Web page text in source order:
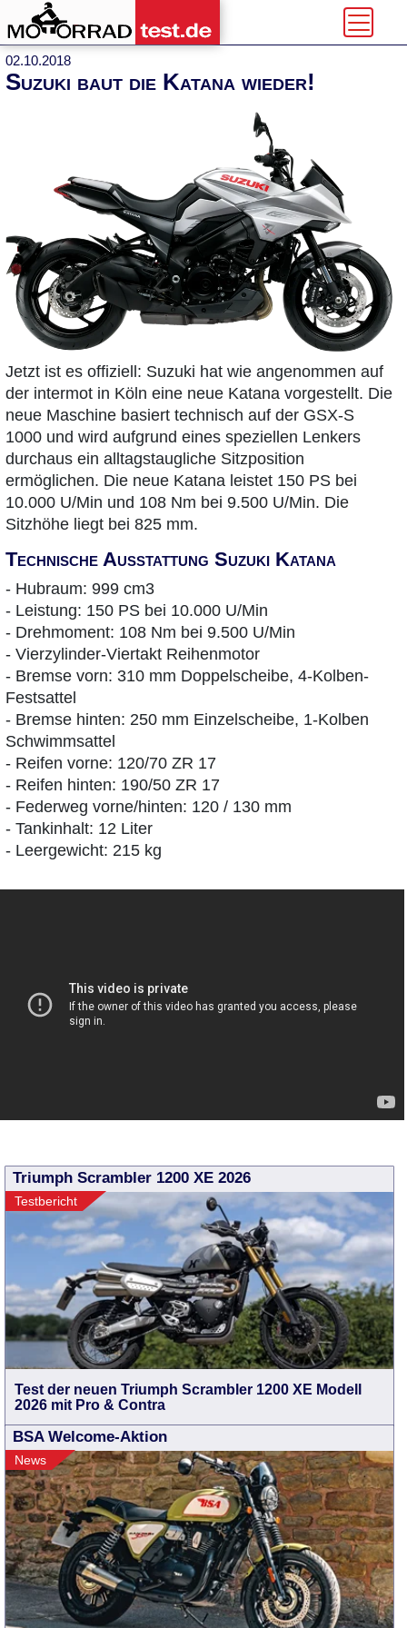
02.10.2018
Suzuki baut die Katana wieder!
Jetzt ist es offiziell: Suzuki hat wie angenommen auf
der intermot in Köln eine neue Katana vorgestellt. Die
neue Maschine basiert technisch auf der GSX-S
1000 und wird aufgrund eines speziellen Lenkers
durchaus ein alltagstaugliche Sitzposition
ermöglichen. Die neue Katana leistet 150 PS bei
10.000 U/Min und 108 Nm bei 9.500 U/Min. Die
Sitzhöhe liegt bei 825 mm.
Technische Ausstattung Suzuki Katana
- Hubraum: 999 cm3
- Leistung: 150 PS bei 10.000 U/Min
- Drehmoment: 108 Nm bei 9.500 U/Min
- Vierzylinder-Viertakt Reihenmotor
- Bremse vorn: 310 mm Doppelscheibe, 4-Kolben-
Festsattel
- Bremse hinten: 250 mm Einzelscheibe, 1-Kolben
Schwimmsattel
- Reifen vorne: 120/70 ZR 17
- Reifen hinten: 190/50 ZR 17
- Federweg vorne/hinten: 120 / 130 mm
- Tankinhalt: 12 Liter
- Leergewicht: 215 kg
Triumph Scrambler 1200 XE 2026
Testbericht
Test der neuen Triumph Scrambler 1200 XE Modell
2026 mit Pro & Contra
BSA Welcome-Aktion
News